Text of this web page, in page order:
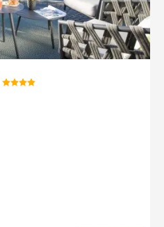
Hodnotenie: